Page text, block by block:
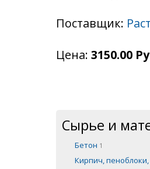
Поставщик:
Цена: 3150.00
Сырье и
Бетон 1
Кирпич,